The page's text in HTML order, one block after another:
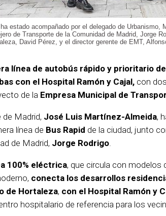
estado acompañado por el delegado de Urbanismo,
de Transporte de la Comunidad de Madrid, Jorge
David Pérez, y el director gerente de EMT,
línea de autobús rápido y prioritario
con el Hospital Ramón y Cajal, con
de la Empresa Municipal de
de Madrid, José Luis Martínez-Almeida,
línea de Bus Rapid de la ciudad, junto
de Madrid, Jorge Rodrigo.
100% eléctrica, que circula con modelos
conecta los desarrollos
de Hortaleza, con el Hospital Ramón y
hospitalario de referencia para los